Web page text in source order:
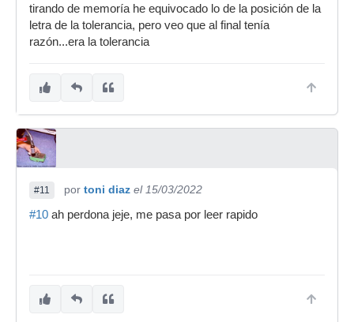
tirando de memoría he equivocado lo de la posición de la
letra de la tolerancia, pero veo que al final tenía
razón...era la tolerancia
#11 por toni diaz el 15/03/2022
#10 ah perdona jeje, me pasa por leer rapido